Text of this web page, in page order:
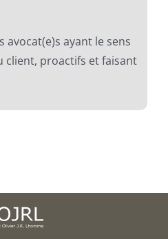
avocat(e)s ayant le sens
client, proactifs et faisant